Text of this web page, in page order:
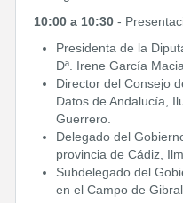
10:00 a 10:30 -
Presidenta de la
Dª. Irene García
Director del Consejo
Datos de Andalucía,
Guerrero.
Delegado del
provincia de Cádiz,
Subdelegado del
en el Campo de